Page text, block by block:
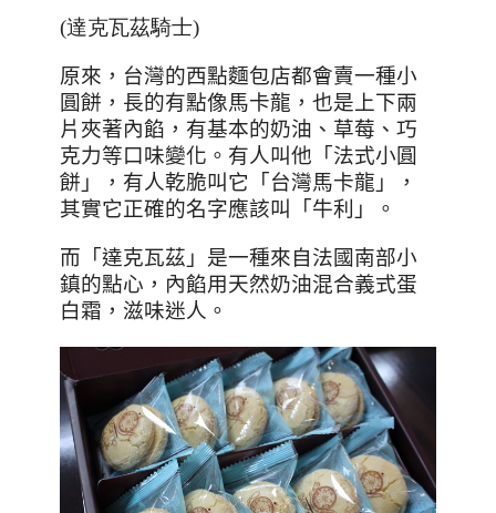
(達克瓦茲騎士)
原來，台灣的西點麵包店都會賣一種小
圓餅，長的有點像馬卡龍，也是上下兩
片夾著內餡，有基本的奶油、草莓、巧
克力等口味變化。有人叫他「法式小圓
餅」，有人乾脆叫它「台灣馬卡龍」，
其實它正確的名字應該叫「牛利」。
而「達克瓦茲」是一種來自法國南部小
鎮的點心，內餡用天然奶油混合義式蛋
白霜，滋味迷人。